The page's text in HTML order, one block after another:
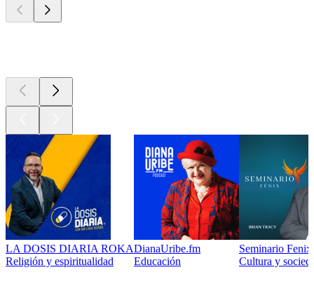
LA DOSIS DIARIA ROKA
Religión y espiritualidad
DianaUribe.fm
Educación
Seminario
Cultura y